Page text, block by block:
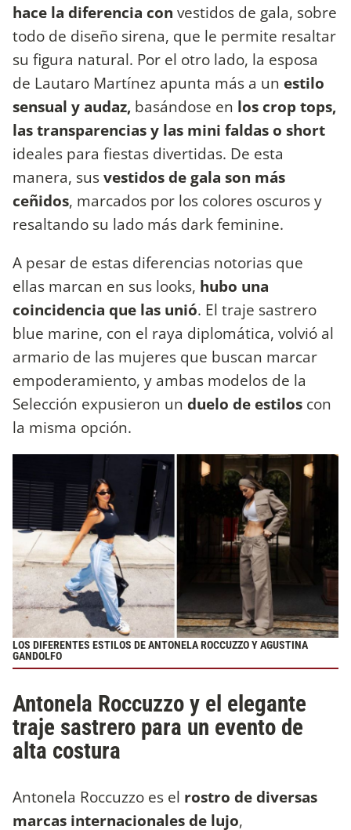
hace la diferencia con vestidos de gala, sobre
todo de diseño sirena, que le permite resaltar
su figura natural. Por el otro lado, la esposa
de Lautaro Martínez apunta más a un estilo
sensual y audaz, basándose en los crop tops,
las transparencias y las mini faldas o short
ideales para fiestas divertidas. De esta
manera, susvestidos de gala son más
ceñidos, marcados por los colores oscuros y
resaltando su lado más dark feminine.
A pesar de estas diferencias notorias que
ellas marcan en sus looks, hubo una
coincidencia que las unió. El traje sastrero
blue marine, con el raya diplomática, volvió al
armario de las mujeres que buscan marcar
empoderamiento, y ambas modelos de la
Selección expusieron un duelo de estilos con
la misma opción.
LOS DIFERENTES ESTILOS DE ANTONELA ROCCUZZO Y AGUSTINA
GANDOLFO
Antonela Roccuzzo y el elegante
traje sastrero para un evento de
alta costura
Antonela Roccuzzo es el rostro de diversas
marcas internacionales de lujo,